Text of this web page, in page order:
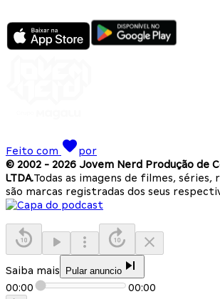
Feito com
por
© 2002 - 2026 Jovem Nerd Produção de
LTDA.Todas as imagens de filmes, séries,
são marcas registradas dos seus
Saiba mais Pular anuncio
00:00 00:00